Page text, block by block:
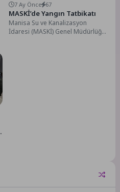
7 Ay Önce 67
MASKİ’de Yangın Tatbikatı
Manisa Su ve Kanalizasyon
İdaresi (MASKİ) Genel Müdürlüğü,